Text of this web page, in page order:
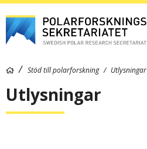
Stöd till polarforskning Utlysningar
Utlysningar